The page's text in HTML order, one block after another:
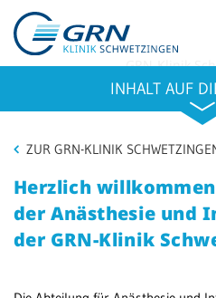
GRN
Medizinische
INHALT AUF
GRN-Klinik
Anästhesie und
ZUR GRN-KLINIK
Herzlich
der Anästhesie und
der GRN-Klinik